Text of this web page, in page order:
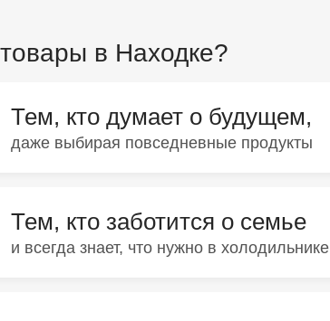
в Находке?
даже выбирая повседневные продукты
Тем, кто думает о будущем,
и всегда знает, что нужно в холодильнике
Тем, кто заботится о семье